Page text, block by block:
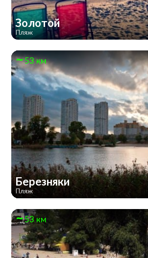
Золотой
Пляж
53 км
Березняки
Пляж
53 км